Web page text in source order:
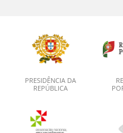
PRESIDÊNCIA DA
REPÚBLICA